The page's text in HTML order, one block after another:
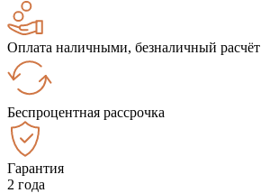
Оплата наличными, безналичный расчёт
Беспроцентная рассрочка
Гарантия
2 года